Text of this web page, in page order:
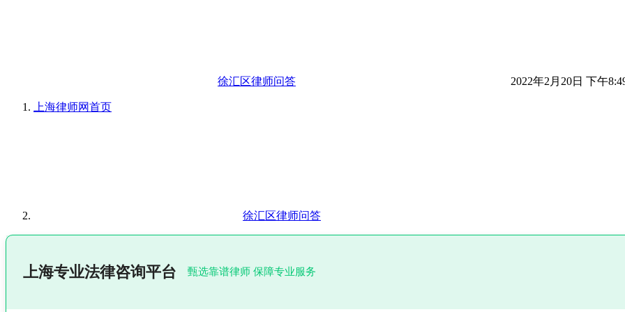
徐汇区律师问答 2022年2月20日 下午
上海律师网首页
徐汇区律师问答
上海专业法律咨询平台 甄选靠谱律师 保障专业服务